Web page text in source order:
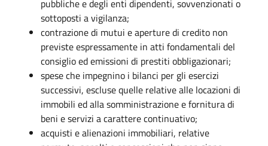
pubbliche e degli enti dipendenti, sovvenzionati o
sottoposti a vigilanza;
contrazione di mutui e aperture di credito non
previste espressamente in atti fondamentali del
consiglio ed emissioni di prestiti obbligazionari;
spese che impegnino i bilanci per gli esercizi
successivi, escluse quelle relative alle locazioni di
immobili ed alla somministrazione e fornitura di
beni e servizi a carattere continuativo;
acquisti e alienazioni immobiliari, relative